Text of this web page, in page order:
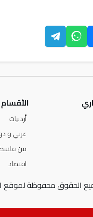
الأقسام
أردنيات
عربي و
من
اقتصاد
الحقوق محفوظة لموقع